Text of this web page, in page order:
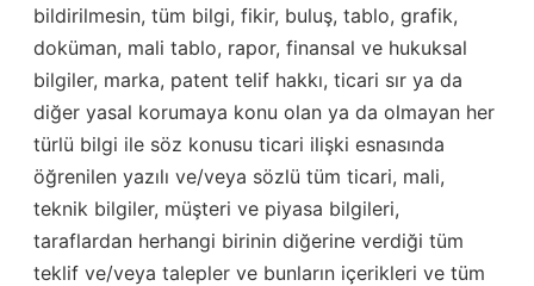
bildirilmesin, tüm bilgi, fikir, buluş, tablo, grafik,
doküman, mali tablo, rapor, finansal ve hukuksal
bilgiler, marka, patent telif hakkı, ticari sır ya da
diğer yasal korumaya konu olan ya da olmayan her
türlü bilgi ile söz konusu ticari ilişki esnasında
öğrenilen yazılı ve/veya sözlü tüm ticari, mali,
teknik bilgiler, müşteri ve piyasa bilgileri,
taraflardan herhangi birinin diğerine verdiği tüm
teklif ve/veya talepler ve bunların içerikleri ve tüm